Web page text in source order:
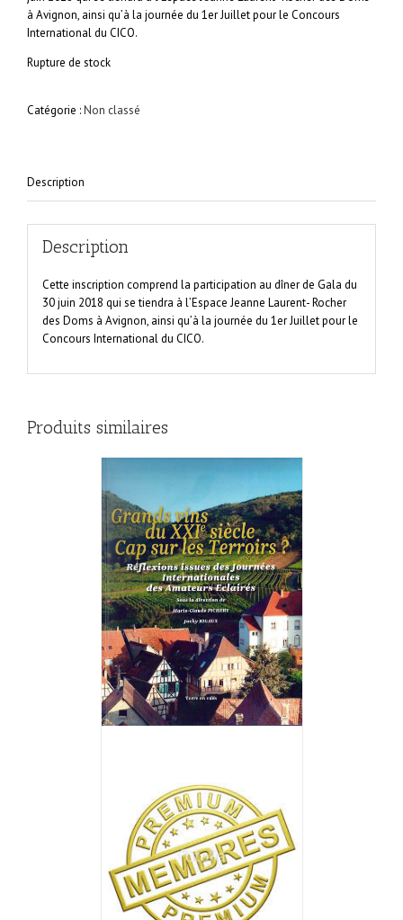
à Avignon, ainsi qu’à la journée du 1er Juillet pour le Concours
International du CICO.
Rupture de stock
Catégorie :Non classé
Description
Description
Cette inscription comprend la participation au dîner de Gala du
30 juin 2018 qui se tiendra à l’Espace Jeanne Laurent- Rocher
des Doms à Avignon, ainsi qu’à la journée du 1er Juillet pour le
Concours International du CICO.
Produits similaires